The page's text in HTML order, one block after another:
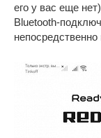
его у вас еще
Bluetooth-